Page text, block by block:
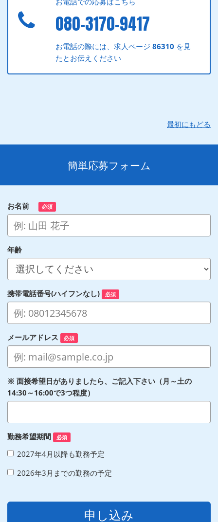
080-3170-9417
お電話の際には、求人ページ86310 を見
たとお伝えください
最初にもどる
簡単応募フォーム
お名前 必須
年齢
携帯電話番号(ハイフンなし) 必須
メールアドレス 必須
※ 面接希望日がありましたら、ご記入下さい（月～土の
14:30～16:00で3つ程度）
勤務希望期間 必須
2027年4月以降も勤務予定
2026年3月までの勤務の予定
申し込み